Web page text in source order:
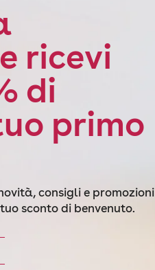
ricevi
di
primo
consigli e promozioni
sconto di benvenuto.